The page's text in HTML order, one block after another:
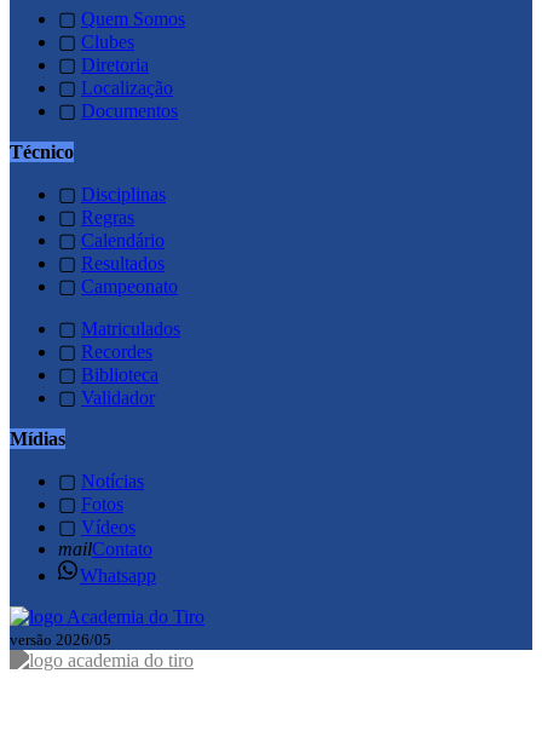
▢ Quem Somos
▢ Clubes
▢ Diretoria
▢ Localização
▢ Documentos
Técnico
▢ Disciplinas
▢ Regras
▢ Calendário
▢ Resultados
▢ Campeonato
▢ Matriculados
▢ Recordes
▢ Biblioteca
▢ Validador
Mídias
▢ Notícias
▢ Fotos
▢ Vídeos
mailContato
Whatsapp
versão 2026/05